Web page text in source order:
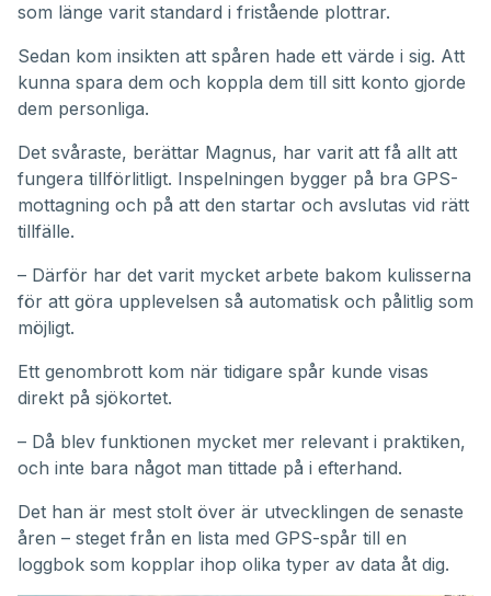
som länge varit standard i fristående plottrar.
Sedan kom insikten att spåren hade ett värde i sig. Att
kunna spara dem och koppla dem till sitt konto gjorde
dem personliga.
Det svåraste, berättar Magnus, har varit att få allt att
fungera tillförlitligt. Inspelningen bygger på bra GPS-
mottagning och på att den startar och avslutas vid rätt
tillfälle.
– Därför har det varit mycket arbete bakom kulisserna
för att göra upplevelsen så automatisk och pålitlig som
möjligt.
Ett genombrott kom när tidigare spår kunde visas
direkt på sjökortet.
– Då blev funktionen mycket mer relevant i praktiken,
och inte bara något man tittade på i efterhand.
Det han är mest stolt över är utvecklingen de senaste
åren – steget från en lista med GPS-spår till en
loggbok som kopplar ihop olika typer av data åt dig.